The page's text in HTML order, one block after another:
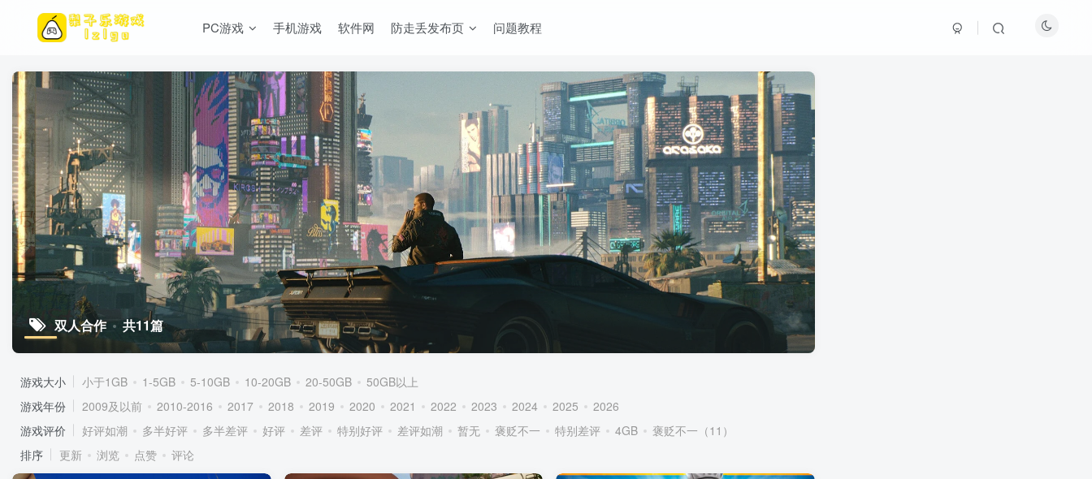
PC游戏 手机游戏 软件网 防走丢发布页 问题教程
双人合作 共11篇
游戏大小 小于1GB 1-5GB 5-10GB 10-20GB 20-50GB
50GB以上
游戏年份
2009及以前 2010-2016 2017 2018 2019 2020 2021 2022 2023 2024 2025
2026
游戏评价
好评如潮 多半好评 多半差评 好评 差评 特别好评 差评如潮 暂无 褒贬不一 特别差评 4GB
褒贬不一（11）
排序
更新 浏览 点赞 评论